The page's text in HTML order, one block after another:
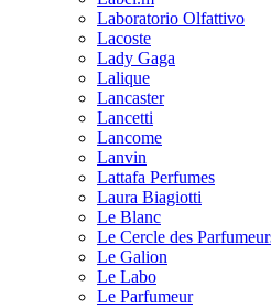
Laboratorio Olfattivo
Lacoste
Lady Gaga
Lalique
Lancaster
Lancetti
Lancome
Lanvin
Lattafa Perfumes
Laura Biagiotti
Le Blanc
Le Cercle des
Le Galion
Le Labo
Le Parfumeur